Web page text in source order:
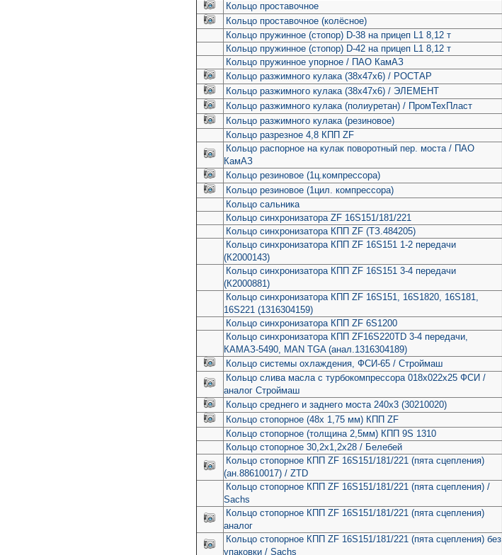
Кольцо проставочное
Кольцо проставочное (колёсное)
Кольцо пружинное (стопор) D-38 на прицеп L1 8,12 т
Кольцо пружинное (стопор) D-42 на прицеп L1 8,12 т
Кольцо пружинное упорное / ПАО КамАЗ
Кольцо разжимного кулака (38х47х6) / РОСТАР
Кольцо разжимного кулака (38х47х6) / ЭЛЕМЕНТ
Кольцо разжимного кулака (полиуретан) / ПромТехПласт
Кольцо разжимного кулака (резиновое)
Кольцо разрезное 4,8 КПП ZF
Кольцо распорное на кулак поворотный пер. моста / ПАО
КамАЗ
Кольцо резиновое (1ц.компрессора)
Кольцо резиновое (1цил. компрессора)
Кольцо сальника
Кольцо синхронизатора ZF 16S151/181/221
Кольцо синхронизатора КПП ZF (ТЗ.484205)
Кольцо синхронизатора КПП ZF 16S151 1-2 передачи
(К2000143)
Кольцо синхронизатора КПП ZF 16S151 3-4 передачи
(К2000881)
Кольцо синхронизатора КПП ZF 16S151, 16S1820, 16S181,
16S221 (1316304159)
Кольцо синхронизатора КПП ZF 6S1200
Кольцо синхронизатора КПП ZF16S220TD 3-4 передачи,
КАМАЗ-5490, MAN TGA (анал.1316304189)
Кольцо системы охлаждения, ФСИ-65 / Строймаш
Кольцо слива масла с турбокомпрессора 018х022х25 ФСИ /
аналог Строймаш
Кольцо среднего и заднего моста 240х3 (30210020)
Кольцо стопорное (48х 1,75 мм) КПП ZF
Кольцо стопорное (толщина 2,5мм) КПП 9S 1310
Кольцо стопорное 30,2х1,2х28 / Белебей
Кольцо стопорное КПП ZF 16S151/181/221 (пята сцепления)
(ан.88610017) / ZTD
Кольцо стопорное КПП ZF 16S151/181/221 (пята сцепления) /
Sachs
Кольцо стопорное КПП ZF 16S151/181/221 (пята сцепления)
аналог
Кольцо стопорное КПП ZF 16S151/181/221 (пята сцепления) без
упаковки / Sachs